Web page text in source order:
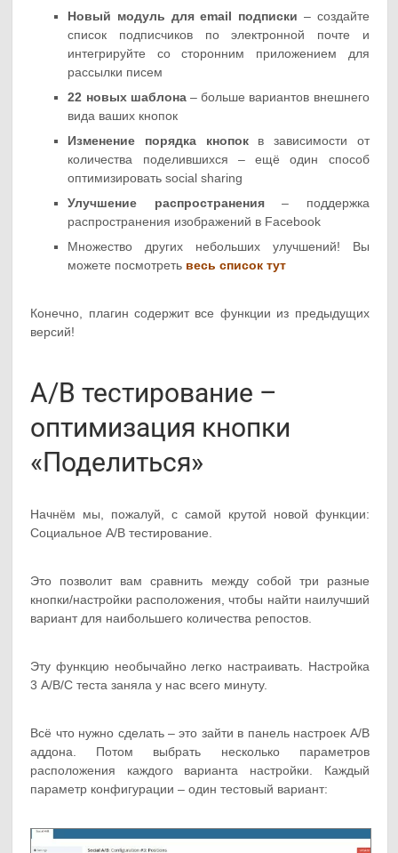
Новый модуль для email подписки – создайте
список подписчиков по электронной почте и
интегрируйте со сторонним приложением для
рассылки писем
22 новых шаблона– больше вариантов внешнего
вида ваших кнопок
Изменение порядка кнопокв зависимости от
количества поделившихся – ещё один способ
оптимизировать social sharing
Улучшение распространения– поддержка
распространения изображений в Facebook
Множество других небольших улучшений! Вы
можете посмотреть весь список тут
Конечно, плагин содержит все функции из предыдущих
версий!
A/B тестирование –
оптимизация кнопки
«Поделиться»
Начнём мы, пожалуй, с самой крутой новой функции:
Социальное A/B тестирование.
Это позволит вам сравнить между собой три разные
кнопки/настройки расположения, чтобы найти наилучший
вариант для наибольшего количества репостов.
Эту функцию необычайно легко настраивать. Настройка
3 A/B/C теста заняла у нас всего минуту.
Всё что нужно сделать – это зайти в панель настроек A/B
аддона. Потом выбрать несколько параметров
расположения каждого варианта настройки. Каждый
параметр конфигурации – один тестовый вариант: